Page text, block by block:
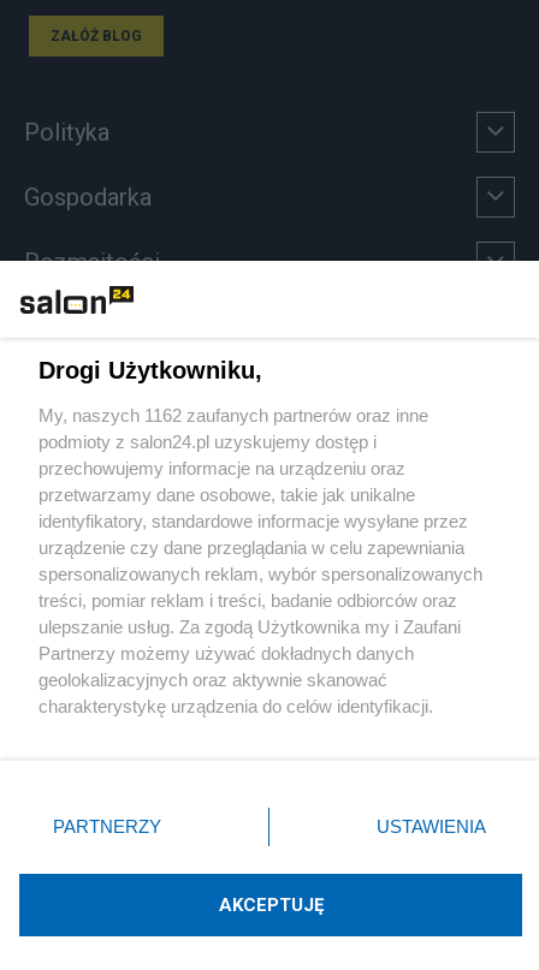
ZAŁÓŻ BLOG
Polityka
Gospodarka
Rozmaitości
Sport
Społeczeństwo
Kultura
X Facebook Instagram Youtube
Technologię dostarcza:W3media.pl
Drogi Użytkowniku,
My, naszych 1162 zaufanych partnerów oraz inne
podmioty z salon24.pl uzyskujemy dostęp i
przechowujemy informacje na urządzeniu oraz
przetwarzamy dane osobowe, takie jak unikalne
identyfikatory, standardowe informacje wysyłane przez
urządzenie czy dane przeglądania w celu zapewniania
spersonalizowanych reklam, wybór spersonalizowanych
treści, pomiar reklam i treści, badanie odbiorców oraz
ulepszanie usług. Za zgodą Użytkownika my i Zaufani
Partnerzy możemy używać dokładnych danych
geolokalizacyjnych oraz aktywnie skanować
charakterystykę urządzenia do celów identyfikacji.
zmienić/wycofać klikając przycisk ustawień prywatności
znajdujący się w lewym dolnym rogu strony
rodzaje przetwarzania danych nie wymagają zgody
użytkownika, ale masz prawo sprzeciwić się takiemu
PARTNERZY USTAWIENIA
AKCEPTUJĘ